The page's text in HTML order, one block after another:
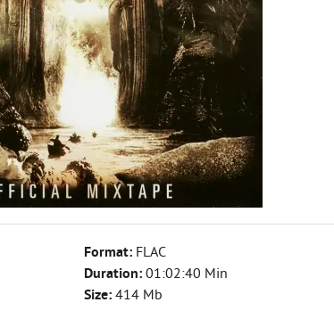
Format: FLAC
Duration: 01:02:40 Min
Size: 414 Mb